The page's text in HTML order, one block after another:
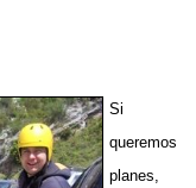
Si
queremos
planes,